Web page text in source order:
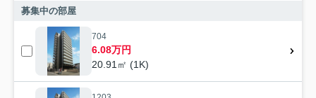
募集中の部屋
704
6.08万円
20.91㎡ (1K)